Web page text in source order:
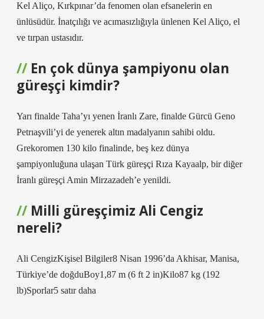
Kel Aliço, Kırkpınar’da fenomen olan efsanelerin en
ünlüsüdür. İnatçılığı ve acımasızlığıyla ünlenen Kel Aliço, el
ve tırpan ustasıdır.
En çok dünya şampiyonu olan
güreşçi kimdir?
Yarı finalde Taha’yı yenen İranlı Zare, finalde Gürcü Geno
Petrıaşvili’yi de yenerek altın madalyanın sahibi oldu.
Grekoromen 130 kilo finalinde, beş kez dünya
şampiyonluğuna ulaşan Türk güreşçi Rıza Kayaalp, bir diğer
İranlı güreşçi Amin Mirzazadeh’e yenildi.
Milli güreşçimiz Ali Cengiz
nereli?
Ali CengizKişisel Bilgiler8 Nisan 1996’da Akhisar, Manisa,
Türkiye’de doğduBoy1,87 m (6 ft 2 in)Kilo87 kg (192
lb)Sporlar5 satır daha